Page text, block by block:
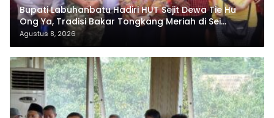
Bupati Labuhanbatu Hadiri HUT Sejit Dewa Tie Hu
Ong Ya, Tradisi Bakar Tongkang Meriah di Sei
Berombang
Agustus 8, 2026